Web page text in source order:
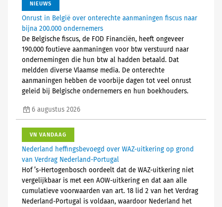
NIEUWS
Onrust in België over onterechte aanmaningen fiscus naar
bijna 200.000 ondernemers
De Belgische fiscus, de FOD Financiën, heeft ongeveer
190.000 foutieve aanmaningen voor btw verstuurd naar
ondernemingen die hun btw al hadden betaald. Dat
meldden diverse Vlaamse media. De onterechte
aanmaningen hebben de voorbije dagen tot veel onrust
geleid bij Belgische ondernemers en hun boekhouders.
6 augustus 2026
VN VANDAAG
Nederland heffingsbevoegd over WAZ-uitkering op grond
van Verdrag Nederland-Portugal
Hof ’s-Hertogenbosch oordeelt dat de WAZ-uitkering niet
vergelijkbaar is met een AOW-uitkering en dat aan alle
cumulatieve voorwaarden van art. 18 lid 2 van het Verdrag
Nederland-Portugal is voldaan, waardoor Nederland het